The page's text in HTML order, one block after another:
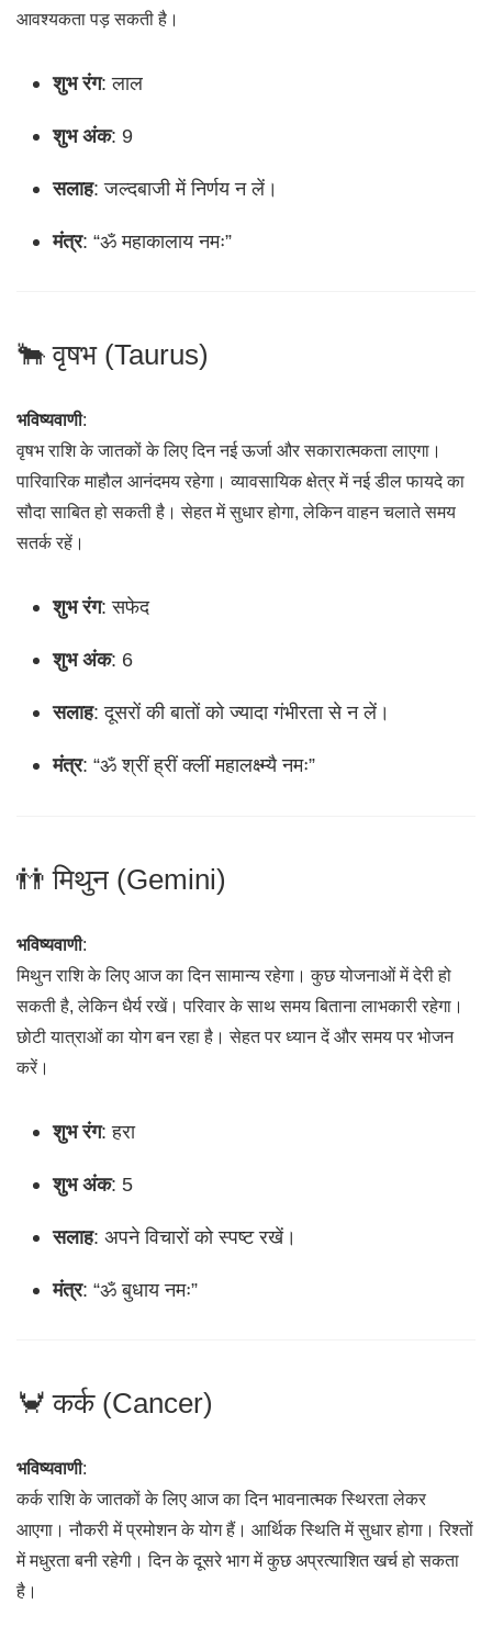
आवश्यकता पड़ सकती है।
शुभ रंग: लाल
शुभ अंक: 9
सलाह: जल्दबाजी में निर्णय न लें।
मंत्र: “ॐ महाकालाय नमः”
🐂 वृषभ (Taurus)
भविष्यवाणी:
वृषभ राशि के जातकों के लिए दिन नई ऊर्जा और सकारात्मकता लाएगा।
पारिवारिक माहौल आनंदमय रहेगा। व्यावसायिक क्षेत्र में नई डील फायदे का
सौदा साबित हो सकती है। सेहत में सुधार होगा, लेकिन वाहन चलाते समय
सतर्क रहें।
शुभ रंग: सफेद
शुभ अंक: 6
सलाह: दूसरों की बातों को ज्यादा गंभीरता से न लें।
मंत्र: “ॐ श्रीं ह्रीं क्लीं महालक्ष्म्यै नमः”
👬 मिथुन (Gemini)
भविष्यवाणी:
मिथुन राशि के लिए आज का दिन सामान्य रहेगा। कुछ योजनाओं में देरी हो
सकती है, लेकिन धैर्य रखें। परिवार के साथ समय बिताना लाभकारी रहेगा।
छोटी यात्राओं का योग बन रहा है। सेहत पर ध्यान दें और समय पर भोजन
करें।
शुभ रंग: हरा
शुभ अंक: 5
सलाह: अपने विचारों को स्पष्ट रखें।
मंत्र: “ॐ बुधाय नमः”
🦀 कर्क (Cancer)
भविष्यवाणी:
कर्क राशि के जातकों के लिए आज का दिन भावनात्मक स्थिरता लेकर
आएगा। नौकरी में प्रमोशन के योग हैं। आर्थिक स्थिति में सुधार होगा। रिश्तों
में मधुरता बनी रहेगी। दिन के दूसरे भाग में कुछ अप्रत्याशित खर्च हो सकता
है।